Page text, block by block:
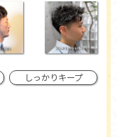
しっかりキープ